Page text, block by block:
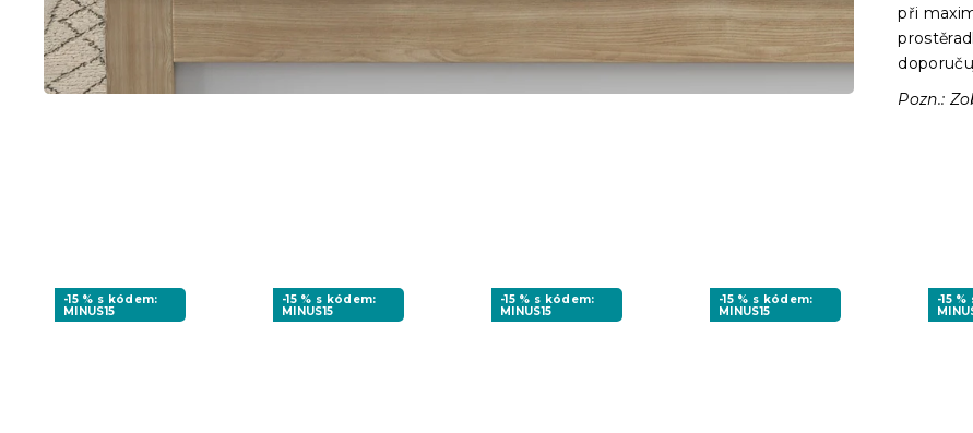
při
Pozn.:
-15 % s kódem:
MINUS15
-15 % s kódem:
MINUS15
-15 % s kódem:
MINUS15
-15 % s kódem:
MINUS15
-15